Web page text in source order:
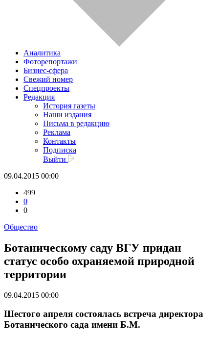
Аналитика
Фоторепортажи
Бизнес-сфера
Свежий номер
Спецпроекты
Редакция
История газеты
Наши издания
Письма в редакцию
Реклама
Контакты
Подписка
Выйти
09.04.2015 00:00
499
0
0
Общество
Ботаническому саду ВГУ придан
статус особо охраняемой природной
территории
09.04.2015 00:00
Шестого апреля состоялась встреча директора
Ботанического сада имени Б.М.